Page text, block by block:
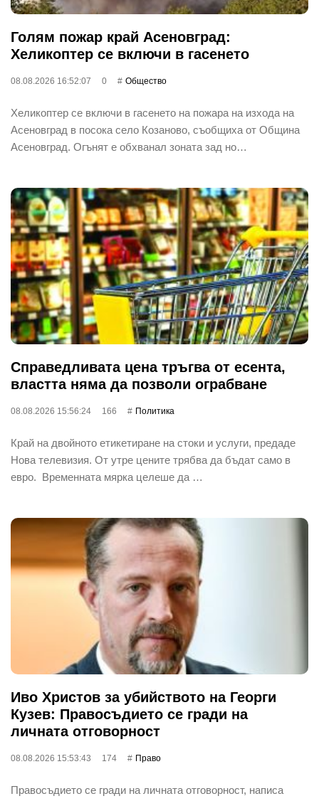
Голям пожар край Асеновград:
Хеликоптер се включи в гасенето
08.08.2026 16:52:07 0 Общество
Хеликоптер се включи в гасенето на пожара на изхода на
Асеновград в посока село Козаново, съобщиха от Община
Асеновград. Огънят е обхванал зоната зад но…
Справедливата цена тръгва от есента,
властта няма да позволи ограбване
08.08.2026 15:56:24 166 Политика
Край на двойното етикетиране на стоки и услуги, предаде
Нова телевизия. От утре цените трябва да бъдат само в
евро. Временната мярка целеше да …
Иво Христов за убийството на Георги
Кузев: Правосъдието се гради на
личната отговорност
08.08.2026 15:53:43 174 Право
Правосъдието се гради на личната отговорност, написа